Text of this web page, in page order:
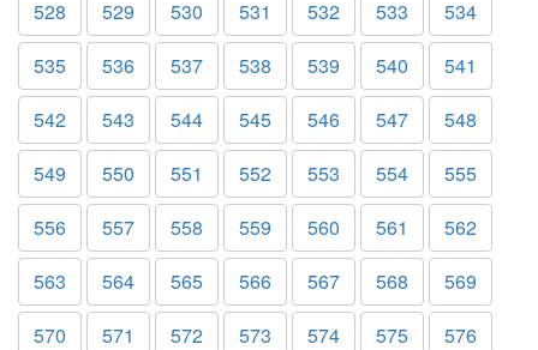
528
529 530 531 532 533
534
535
536 537 538 539 540
541
542
543 544 545 546 547
548
549
550 551 552 553 554
555
556
557 558 559 560 561
562
563
564 565 566 567 568
569
570
571 572 573 574 575
576